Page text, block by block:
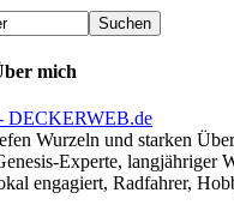
mich
Wurzeln und starken
Experte, langjähriger
engagiert, Radfahrer,